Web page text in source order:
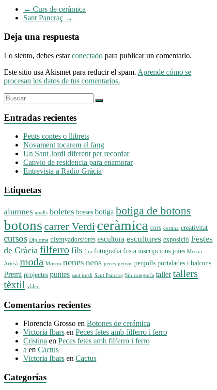
← Curs de ceràmica
Sant Pancraç →
Deja una respuesta
Lo siento, debes estarconectado para publicar un comentario.
Este sitio usa Akismet para reducir el spam. Aprende cómo se
procesan los datos de tus comentarios.
Entradas recientes
Petits contes o llibrets
Novament tocarem el fang
Un Sant Jordi diferent per recordar
Canvio de residencia para enamorar
Entrevista a Radio Gràcia
Etiquetas
alumnes anells boletes bosses botiga botiga de botons
botonscarrer Verdi ceràmica cors cortina creativitat
cursos Diploma disenyadors/ores escultura escultures exposició Festes
de Gràcia filferrofils fira fotografia fusta inscripcions joies Mestra
Artesà moda Mostra nenes nens peces peixos penjolls portalades i balcons
Premi projectes puntes sant jordi Sant Pancraç Sin categoría taller tallers
tèxtil
vìdeo
Comentarios recientes
Florencia Grosso en Botones de cerámica
Victoria Ibars en Peces fetes amb filferro i ferro
Cristina en Peces fetes amb filferro i ferro
a en Cactus
Victoria Ibars en Cactus
Categorías